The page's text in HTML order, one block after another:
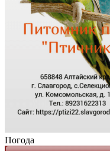
Погода